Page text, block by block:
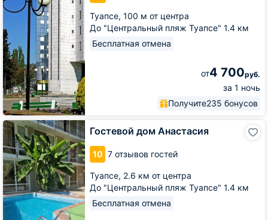
Туапсе, 100 м от центра
До "Центральный пляж Туапсе" 1.4 км
Бесплатная отмена
от4 700руб.
за 1 ночь
Получите235 бонусов
Гостевой дом Анастасия
10 7 отзывов гостей
Туапсе, 2.6 км от центра
До "Центральный пляж Туапсе" 1.4 км
Бесплатная отмена
Гостевой
дом
Анастасия